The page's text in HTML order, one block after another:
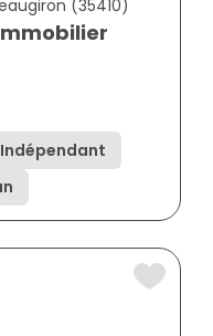
(35410)
Indépendant